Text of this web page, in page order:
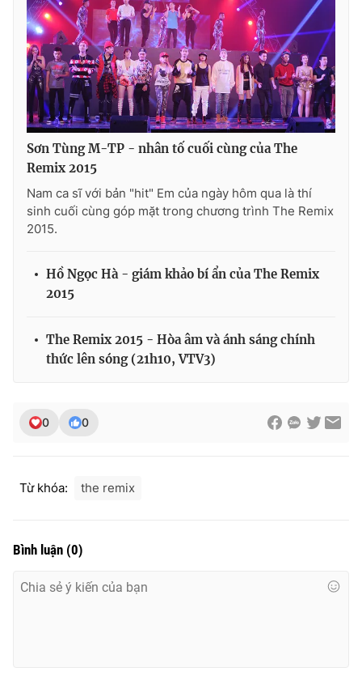
Sơn Tùng M-TP - nhân tố cuối cùng của The
Remix 2015
Nam ca sĩ với bản "hit" Em của ngày hôm qua là thí
sinh cuối cùng góp mặt trong chương trình The Remix
2015.
Hồ Ngọc Hà - giám khảo bí ẩn của The Remix
2015
The Remix 2015 - Hòa âm và ánh sáng chính
thức lên sóng (21h10, VTV3)
0 0
Từ khóa: the remix
Bình luận (0)